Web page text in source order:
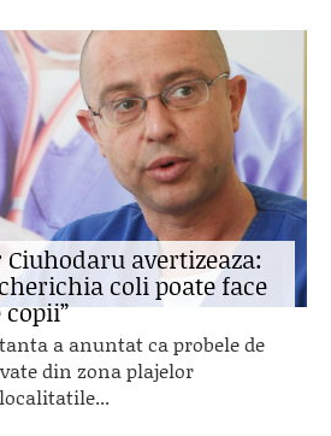
avertizeaza:
coli poate face
a anuntat ca probele de
din zona plajelor